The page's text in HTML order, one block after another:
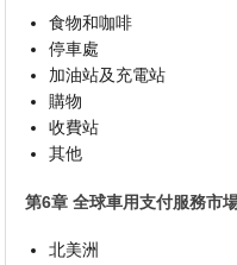
食物和咖啡
停車處
加油站及充電站
購物
收費站
其他
第6章 全球車用支付服務市
北美洲